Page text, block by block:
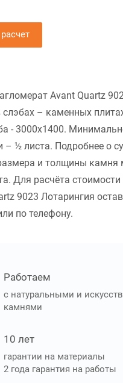
Avant Quartz
слэбах – каменных
- 3000x1400.
– ½ листа. Подробнее о
и толщины камня
Для расчёта
9023 Лотарингия
по телефону.
Работаем
с натуральными и
камнями
10 лет
гарантии на материалы
2 года гарантия на работы